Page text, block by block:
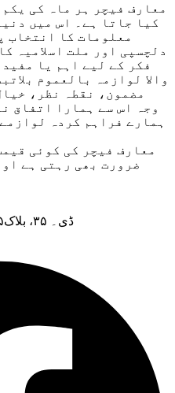
معارف فیچر ہر ماہ کی
کیا جاتا ہے۔ اس میں
معلومات کا انتخاب
دلچسپی اور ملت اسلامیہ
فکر کے لیے اہم یا
والا لوازمہ بالعموم
مضمون، نقطہ نظر،
وجہ اس سے ہمارا اتفاق
ہمارے فراہم کردہ
معارف فیچر کی کوئی
ضرورت بھی رہتی ہے
ڈی۔ ۳۵، بلاک۵، فیڈرل بی ایریا، کراچی۔ ۷۵۹۵۰